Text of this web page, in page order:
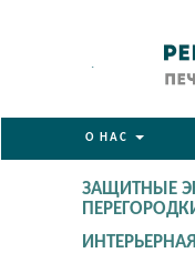
.
О НАС
ЗАЩИТНЫЕ